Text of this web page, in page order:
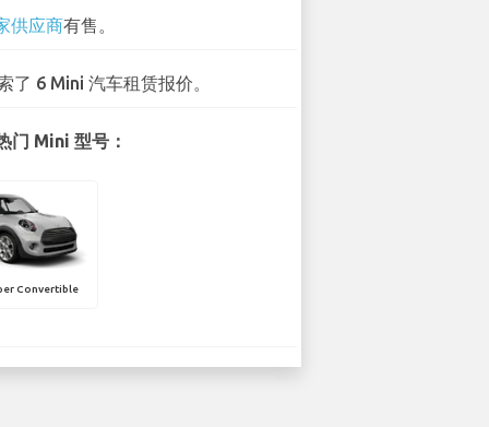
供应商有售。
了 6 Mini 汽车租赁报价。
门 Mini 型号：
Convertible